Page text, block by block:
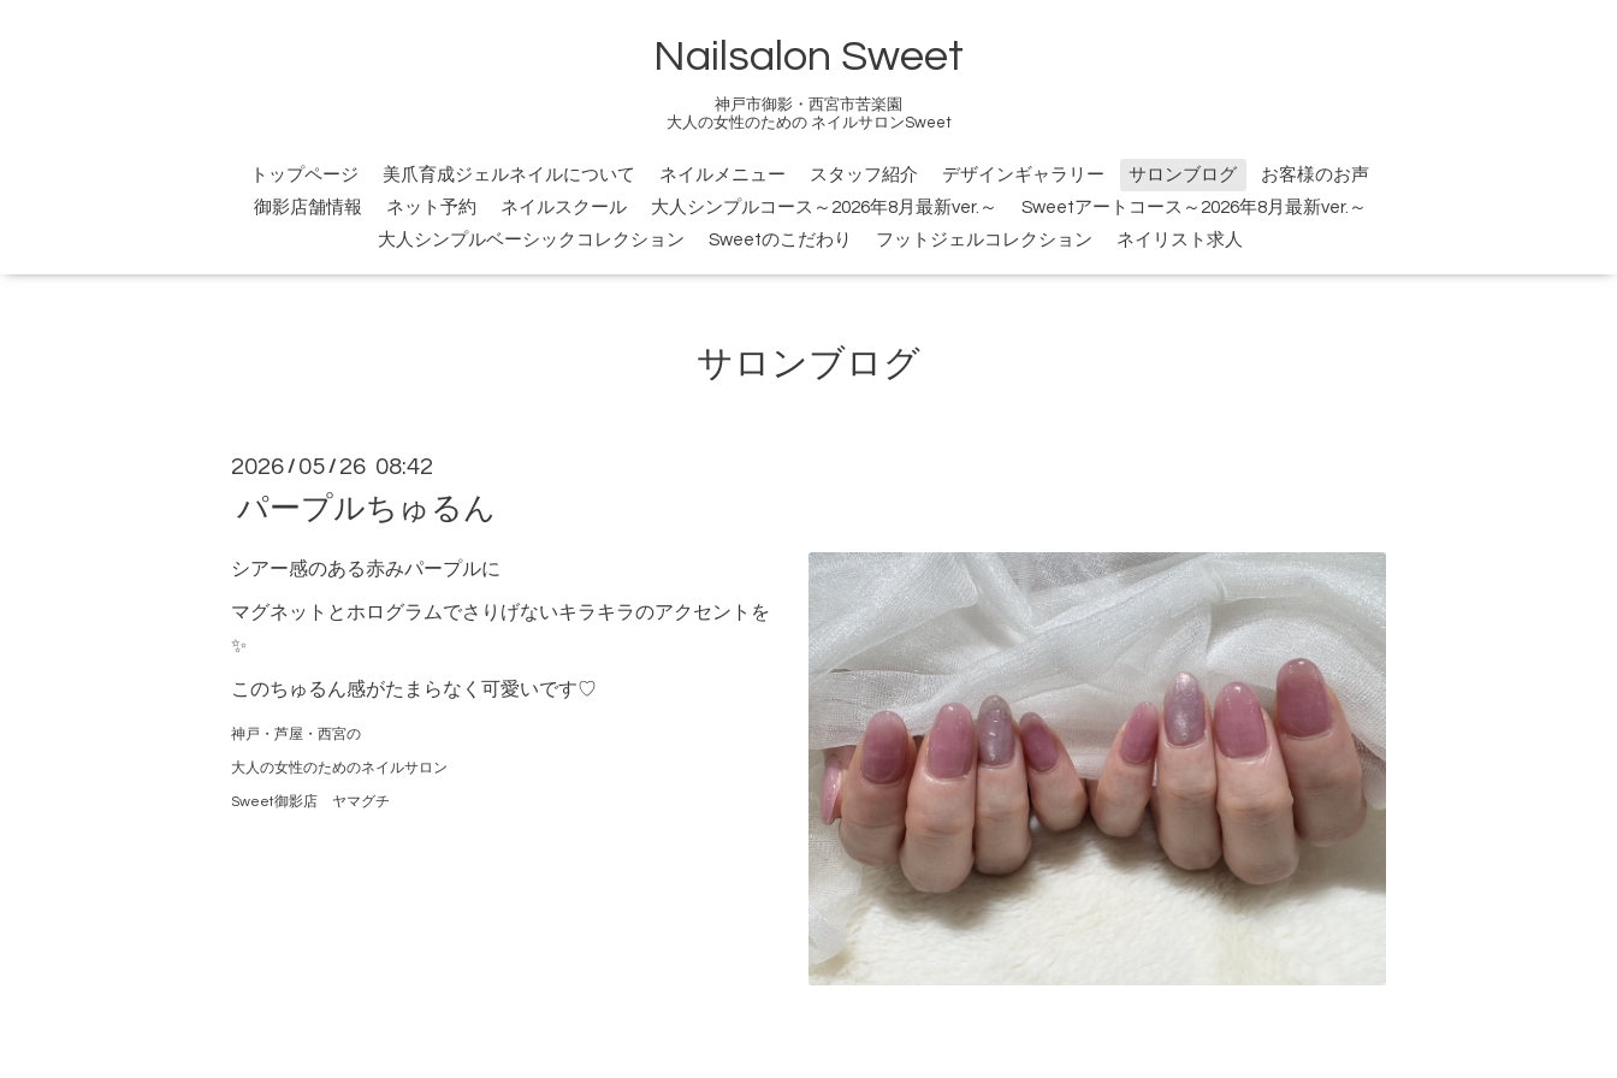
Nailsalon Sweet
神戸市御影・西宮市苦楽園
大人の女性のための ネイルサロンSweet
トップページ 美爪育成ジェルネイルについて ネイルメニュー スタッフ紹介 デザインギャラリー サロンブログ
お客様のお声
御影店舗情報
ネット予約 ネイルスクール 大人シンプルコース～2026年8月最新ver.～
Sweetアートコース～2026年8月最新ver.～
大人シンプルベーシックコレクション
Sweetのこだわり フットジェルコレクション ネイリスト求人
サロンブログ
2026 / 05 / 26 08:42
パープルちゅるん
シアー感のある赤みパープルに
マグネットとホログラムでさりげないキラキラのアクセントを
✨
このちゅるん感がたまらなく可愛いです♡
神戸・芦屋・西宮の
大人の女性のためのネイルサロン
Sweet御影店 ヤマグチ